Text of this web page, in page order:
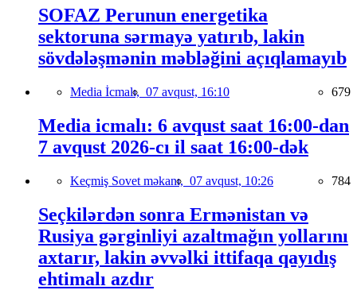
SOFAZ Perunun energetika
sektoruna sərmayə yatırıb, lakin
sövdələşmənin məbləğini açıqlamayıb
Media İcmalı, 07 avqust, 16:10 679
Media icmalı: 6 avqust saat 16:00-dan
7 avqust 2026-cı il saat 16:00-dək
Keçmiş Sovet məkanı, 07 avqust, 10:26 784
Seçkilərdən sonra Ermənistan və
Rusiya gərginliyi azaltmağın yollarını
axtarır, lakin əvvəlki ittifaqa qayıdış
ehtimalı azdır